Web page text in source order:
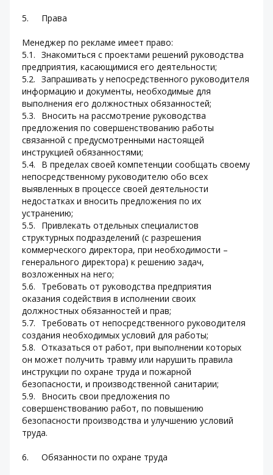
5.	Права
Менеджер по рекламе имеет право:
5.1.	Знакомиться с проектами решений руководства
предприятия, касающимися его деятельности;
5.2.	Запрашивать у непосредственного руководителя
информацию и документы, необходимые для
выполнения его должностных обязанностей;
5.3.	Вносить на рассмотрение руководства
предложения по совершенствованию работы
связанной с предусмотренными настоящей
инструкцией обязанностями;
5.4.	В пределах своей компетенции сообщать своему
непосредственному руководителю обо всех
выявленных в процессе своей деятельности
недостатках и вносить предложения по их
устранению;
5.5.	Привлекать отдельных специалистов
структурных подразделений (с разрешения
коммерческого директора, при необходимости –
генерального директора) к решению задач,
возложенных на него;
5.6.	Требовать от руководства предприятия
оказания содействия в исполнении своих
должностных обязанностей и прав;
5.7.	Требовать от непосредственного руководителя
создания необходимых условий для работы;
5.8.	Отказаться от работ, при выполнении которых
он может получить травму или нарушить правила
инструкции по охране труда и пожарной
безопасности, и производственной санитарии;
5.9.	Вносить свои предложения по
совершенствованию работ, по повышению
безопасности производства и улучшению условий
труда.
6.	Обязанности по охране труда